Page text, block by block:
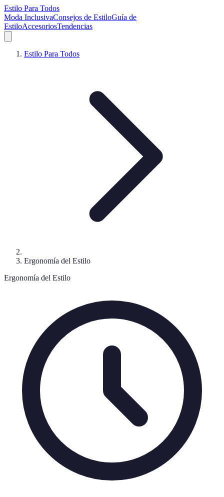
Estilo Para Todos
Moda InclusivaConsejos de EstiloGuía de
EstiloAccesoriosTendencias
Estilo Para Todos
Ergonomía del Estilo
Ergonomía del Estilo